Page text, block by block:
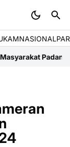
NASIONAL
Padang